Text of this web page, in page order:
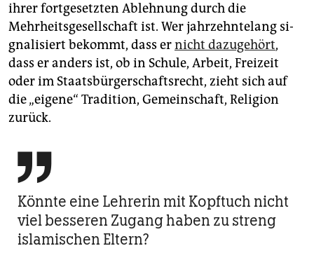
ihrer fortgesetzten Ablehnung durch die
Mehrheitsgesellschaft ist. Wer jahrzehntelang si­
gna­lisiert bekommt, dass ernicht dazugehört,
dass er anders ist, ob in Schule, Arbeit, Freizeit
oder im Staatsbürgerschaftsrecht, zieht sich auf
die „eigene“ Tradition, Gemeinschaft, Religion
zurück.

Könnte eine Lehrerin mit Kopftuch nicht
viel besseren Zugang haben zu streng
islamischen Eltern?